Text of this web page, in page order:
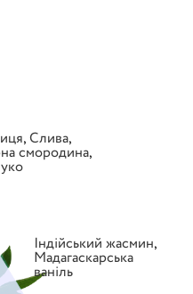
, Слива,
смородина,
Індійський жасмин,
Мадагаскарська
ваніль